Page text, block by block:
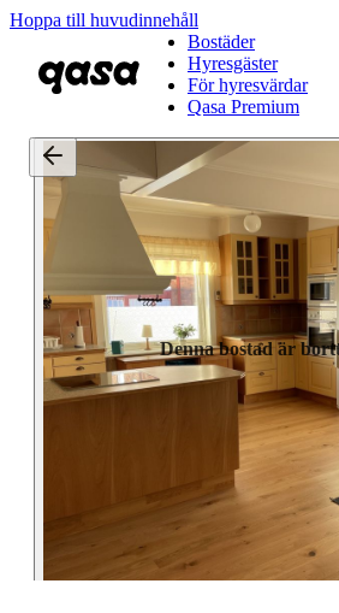
Hoppa till huvudinnehåll
Bostäder
Hyresgäster
För hyresvärdar
Qasa Premium
Denna bostad är